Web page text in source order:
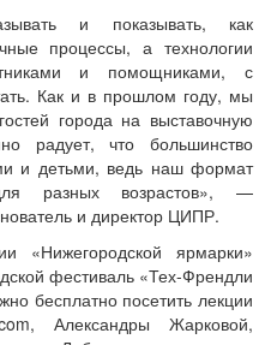
и показывать, как
процессы, а технологии
и помощниками, с
Как и в прошлом году, мы
города на выставочную
радует, что большинство
и детьми, ведь наш формат
разных возрастов», —
и директор ЦИПР.
«Нижегородской ярмарки»
фестиваль «Тех-Френдли
бесплатно посетить лекции
Александры Жарковой,